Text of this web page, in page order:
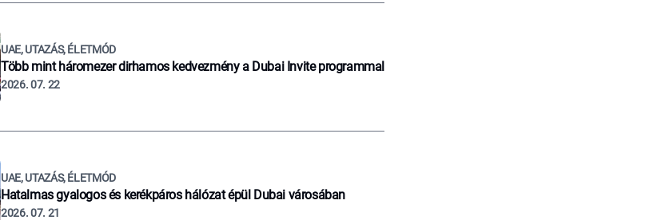
UAE, UTAZÁS, ÉLETMÓD
Több mint háromezer dirhamos kedvezmény a Dubai Invite programmal
2026. 07. 22
UAE, UTAZÁS, ÉLETMÓD
Hatalmas gyalogos és kerékpáros hálózat épül Dubai városában
2026. 07. 21